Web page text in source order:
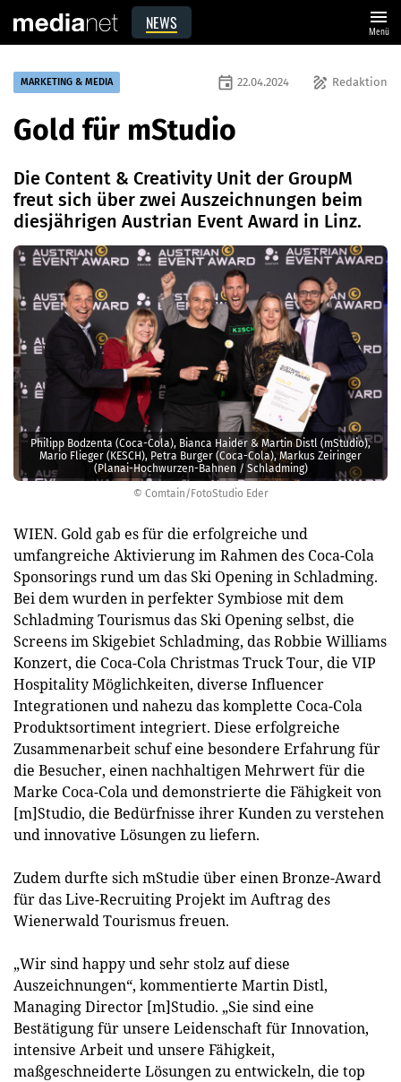
NEWS menu
Menü
© Comtain/FotoStudio Eder
Philipp Bodzenta (Coca-Cola), Bianca Haider & Martin Distl (mStudio),
Mario Flieger (KESCH), Petra Burger (Coca-Cola), Markus Zeiringer
(Planai-Hochwurzen-Bahnen / Schladming)
MARKETING & MEDIA draw Redaktion
event 22.04.2024
Gold für mStudio
Die Content & Creativity Unit der GroupM
freut sich über zwei Auszeichnungen beim
diesjährigen Austrian Event Award in Linz.
WIEN. Gold gab es für die erfolgreiche und
umfangreiche Aktivierung im Rahmen des Coca-Cola
Sponsorings rund um das Ski Opening in Schladming.
Bei dem wurden in perfekter Symbiose mit dem
Schladming Tourismus das Ski Opening selbst, die
Screens im Skigebiet Schladming, das Robbie Williams
Konzert, die Coca-Cola Christmas Truck Tour, die VIP
Hospitality Möglichkeiten, diverse Influencer
Integrationen und nahezu das komplette Coca-Cola
Produktsortiment integriert. Diese erfolgreiche
Zusammenarbeit schuf eine besondere Erfahrung für
die Besucher, einen nachhaltigen Mehrwert für die
Marke Coca-Cola und demonstrierte die Fähigkeit von
[m]Studio, die Bedürfnisse ihrer Kunden zu verstehen
und innovative Lösungen zu liefern.
Zudem durfte sich mStudie über einen Bronze-Award
für das Live-Recruiting Projekt im Auftrag des
Wienerwald Tourismus freuen.
„Wir sind happy und sehr stolz auf diese
Auszeichnungen“, kommentierte Martin Distl,
Managing Director [m]Studio. „Sie sind eine
Bestätigung für unsere Leidenschaft für Innovation,
intensive Arbeit und unsere Fähigkeit,
maßgeschneiderte Lösungen zu entwickeln, die top